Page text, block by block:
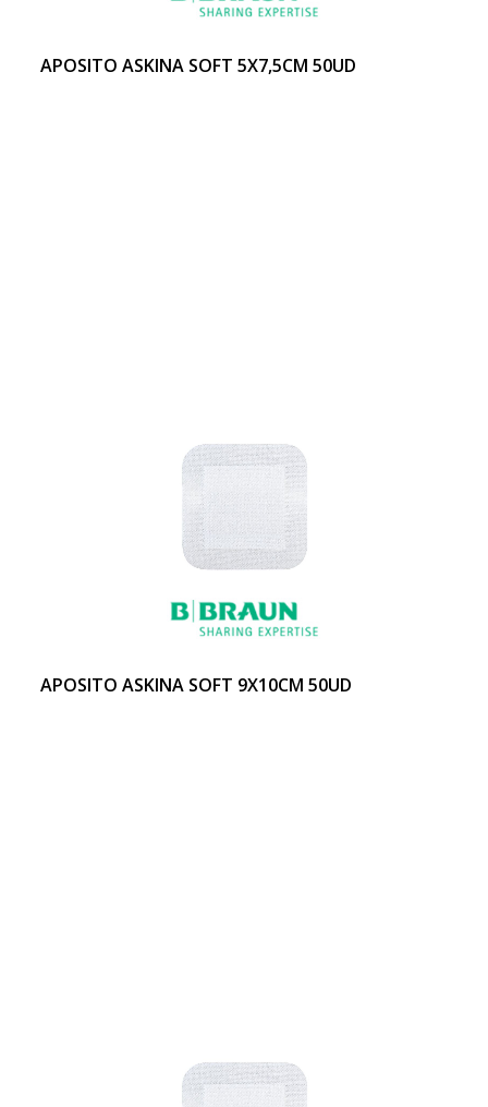
APOSITO ASKINA SOFT 5X7,5CM 50UD
APOSITO ASKINA SOFT 9X10CM 50UD